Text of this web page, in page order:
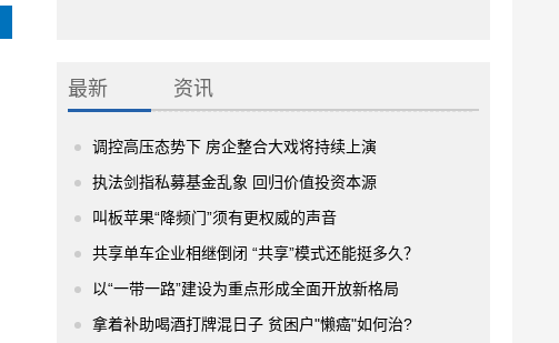
最新 资讯
调控高压态势下 房企整合大戏将持续上演
执法剑指私募基金乱象 回归价值投资本源
叫板苹果“降频门”须有更权威的声音
共享单车企业相继倒闭 “共享”模式还能挺多久？
以“一带一路”建设为重点形成全面开放新格局
拿着补助喝酒打牌混日子 贫困户"懒癌"如何治?